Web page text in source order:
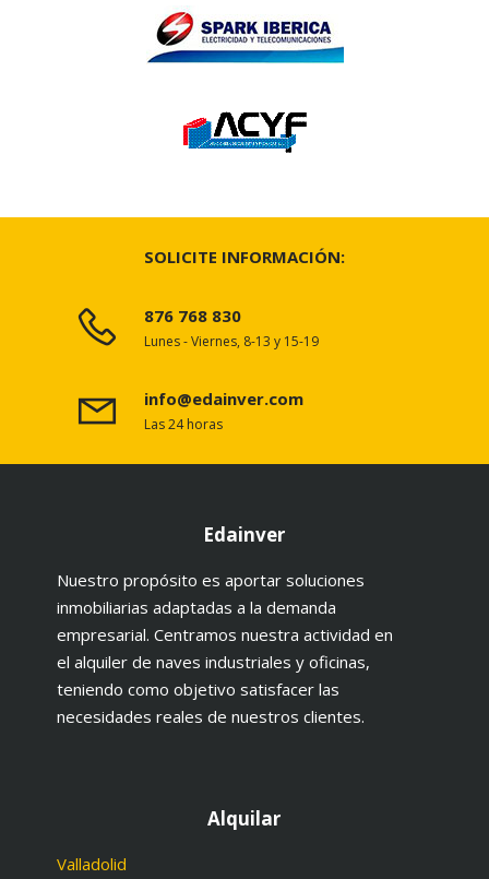
SOLICITE INFORMACIÓN:
876 768 830
Lunes - Viernes, 8-13 y 15-19
info@edainver.com
Las 24 horas
Edainver
Nuestro propósito es aportar soluciones
inmobiliarias adaptadas a la demanda
empresarial. Centramos nuestra actividad en
el alquiler de naves industriales y oficinas,
teniendo como objetivo satisfacer las
necesidades reales de nuestros clientes.
Alquilar
Valladolid